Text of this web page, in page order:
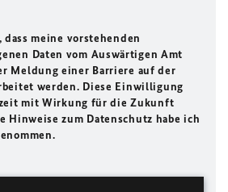
meine vorstehenden
Daten vom Auswärtigen Amt
Meldung einer Barriere auf der
werden. Diese Einwilligung
mit Wirkung für die Zukunft
Hinweise zum Datenschutz habe ich